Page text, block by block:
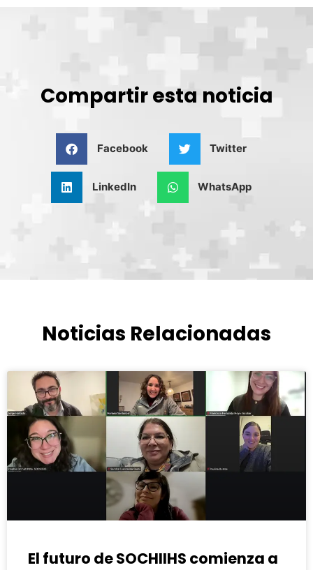
Compartir esta noticia
Facebook Twitter
LinkedIn WhatsApp
Noticias Relacionadas
El futuro de SOCHIIHS comienza a